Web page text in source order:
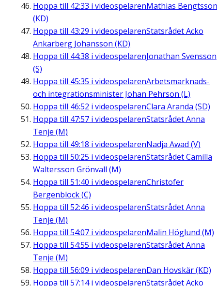
Hoppa till 42:33 i videospelarenMathias Bengtsson
(KD)
Hoppa till 43:29 i videospelarenStatsrådet Acko
Ankarberg Johansson (KD)
Hoppa till 44:38 i videospelarenJonathan Svensson
(S)
Hoppa till 45:35 i videospelarenArbetsmarknads-
och integrationsminister Johan Pehrson (L)
Hoppa till 46:52 i videospelarenClara Aranda (SD)
Hoppa till 47:57 i videospelarenStatsrådet Anna
Tenje (M)
Hoppa till 49:18 i videospelarenNadja Awad (V)
Hoppa till 50:25 i videospelarenStatsrådet Camilla
Waltersson Grönvall (M)
Hoppa till 51:40 i videospelarenChristofer
Bergenblock (C)
Hoppa till 52:46 i videospelarenStatsrådet Anna
Tenje (M)
Hoppa till 54:07 i videospelarenMalin Höglund (M)
Hoppa till 54:55 i videospelarenStatsrådet Anna
Tenje (M)
Hoppa till 56:09 i videospelarenDan Hovskär (KD)
Hoppa till 57:14i videospelarenStatsrådet Acko